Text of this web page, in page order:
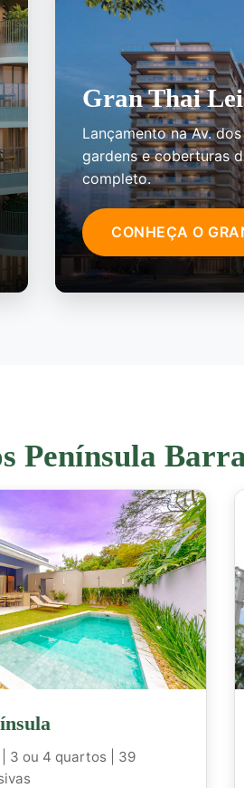
Gran Thai
Lançamento na Av.
gardens e coberturas
completo.
CONHEÇA O
Península
| 3 ou 4 quartos | 39